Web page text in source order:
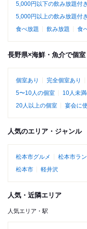
5,000円以下の飲み放題付
5,000円以上の飲み放題付
食べ放題
飲み放題 食
長野県×海鮮・魚介で個
個室あり 完全個室あり
5〜10人の個室
10人未
20人以上の個室
宴会に
人気のエリア・ジャンル
松本市グルメ 松本市ラ
松本市
軽井沢
人気・近隣エリア
人気エリア・駅